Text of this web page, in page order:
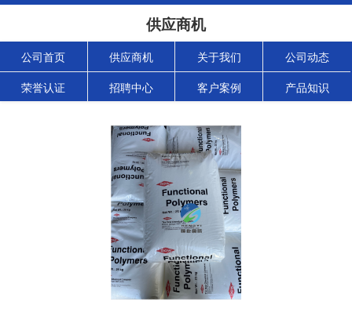
供应商机
公司首页 供应商机 关于我们 公司动态
荣誉认证 招聘中心 客户案例 产品知识